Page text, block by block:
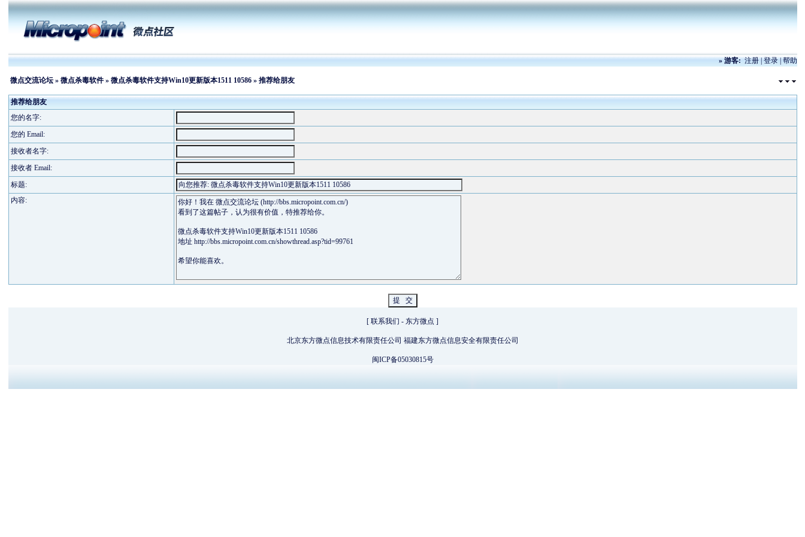
» 游客:注册|登录|帮助
微点交流论坛» 微点杀毒软件» 微点杀毒软件支持Win10更新版本1511 10586» 推荐给朋友
推荐给朋友
您的名字:
您的 Email:
接收者名字:
接收者 Email:
标题:
内容:
[ 联系我们 - 东方微点 ]
北京东方微点信息技术有限责任公司 福建东方微点信息安全有限责任公司
闽ICP备05030815号